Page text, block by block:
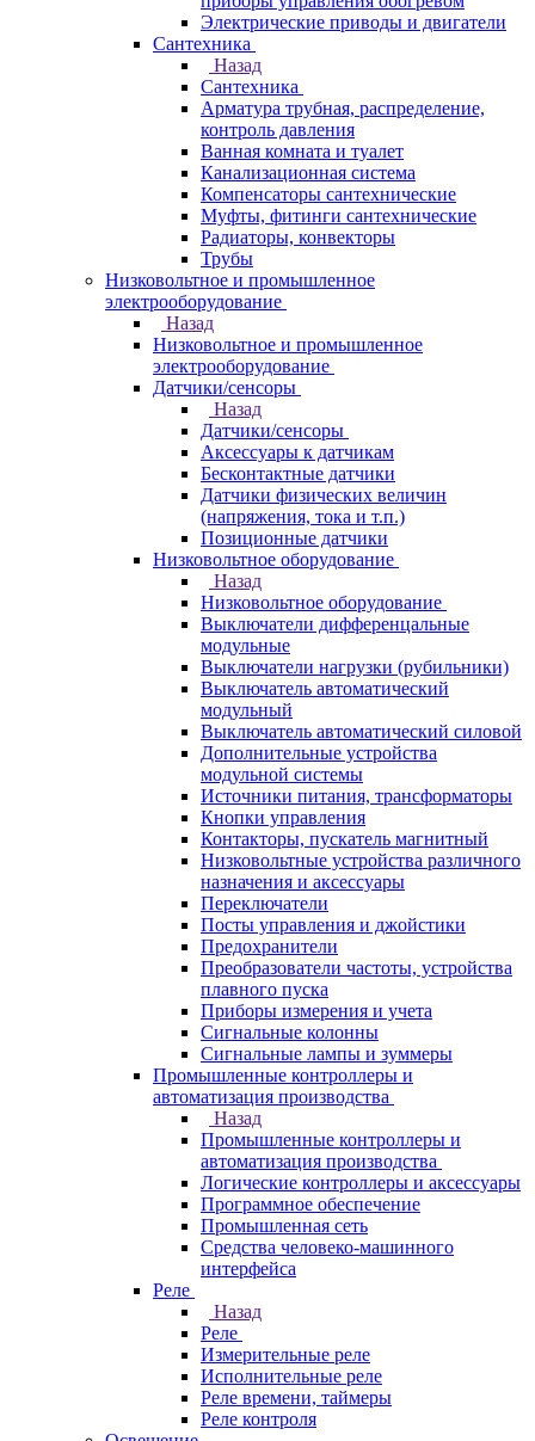
Электрические приводы и двигатели
Сантехника
Назад
Сантехника
Арматура трубная, распределение,
контроль давления
Ванная комната и туалет
Канализационная система
Компенсаторы сантехнические
Муфты, фитинги сантехнические
Радиаторы, конвекторы
Трубы
Низковольтное и промышленное
электрооборудование
Назад
Низковольтное и промышленное
электрооборудование
Датчики/сенсоры
Назад
Датчики/сенсоры
Аксессуары к датчикам
Бесконтактные датчики
Датчики физических величин
(напряжения, тока и т.п.)
Позиционные датчики
Низковольтное оборудование
Назад
Низковольтное оборудование
Выключатели дифференцальные
модульные
Выключатели нагрузки (рубильники)
Выключатель автоматический
модульный
Выключатель автоматический силовой
Дополнительные устройства
модульной системы
Источники питания, трансформаторы
Кнопки управления
Контакторы, пускатель магнитный
Низковольтные устройства различного
назначения и аксессуары
Переключатели
Посты управления и джойстики
Предохранители
Преобразователи частоты, устройства
плавного пуска
Приборы измерения и учета
Сигнальные колонны
Сигнальные лампы и зуммеры
Промышленные контроллеры и
автоматизация производства
Назад
Промышленные контроллеры и
автоматизация производства
Логические контроллеры и аксессуары
Программное обеспечение
Промышленная сеть
Средства человеко-машинного
интерфейса
Реле
Назад
Реле
Измерительные реле
Исполнительные реле
Реле времени, таймеры
Реле контроля